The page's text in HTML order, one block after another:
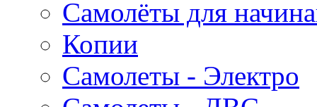
Самолёты для
Копии
Самолеты - Электро